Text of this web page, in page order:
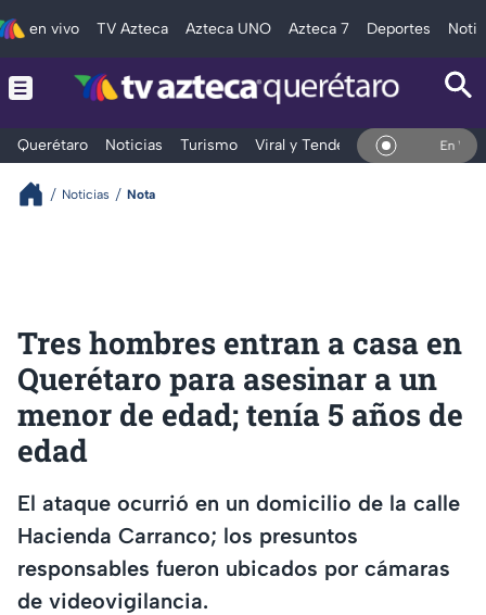
en vivo TV Azteca Azteca UNO Azteca 7 Deportes
Querétaro Noticias Turismo Viral y Tendencia Clima En Vivo
Noticias Nota
Tres hombres entran a casa en
Querétaro para asesinar a un
menor de edad; tenía 5 años de
edad
El ataque ocurrió en un domicilio de la calle
Hacienda Carranco; los presuntos
responsables fueron ubicados por cámaras
de videovigilancia.